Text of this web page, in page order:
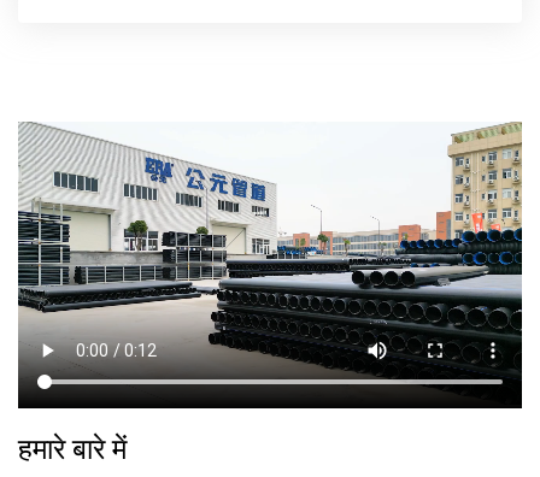
हमारे बारे में